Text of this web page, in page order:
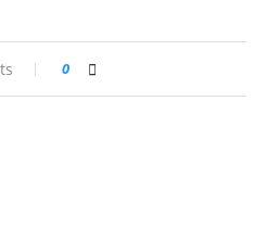
0